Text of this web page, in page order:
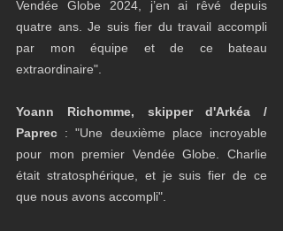
Vendée Globe 2024, j’en ai rêvé depuis
quatre ans. Je suis fier du travail accompli
par mon équipe et de ce bateau
extraordinaire".
Yoann Richomme, skipper d'Arkéa /
Paprec : "Une deuxième place incroyable
pour mon premier Vendée Globe. Charlie
était stratosphérique, et je suis fier de ce
que nous avons accompli".